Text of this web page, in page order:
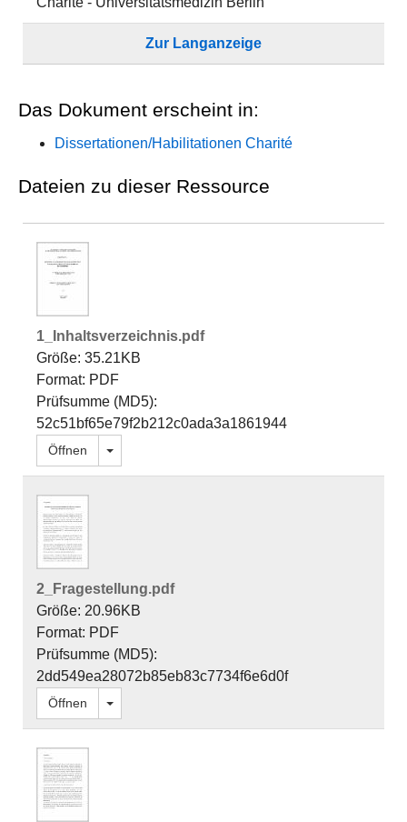
Zur Langanzeige
Das Dokument erscheint in:
Dissertationen/Habilitationen Charité
Dateien zu dieser Ressource
1_Inhaltsverzeichnis.pdf
Größe: 35.21KB
Format: PDF
Prüfsumme (MD5):
52c51bf65e79f2b212c0ada3a1861944
Öffnen Dropdown öffnen
2_Fragestellung.pdf
Größe: 20.96KB
Format: PDF
Prüfsumme (MD5):
2dd549ea28072b85eb83c7734f6e6d0f
Öffnen Dropdown öffnen